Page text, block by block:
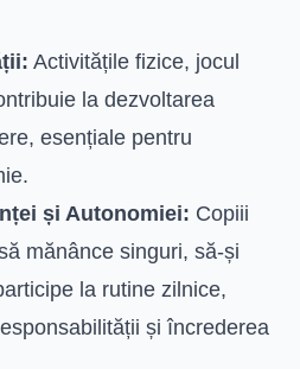
Activitățile fizice, jocul
la dezvoltarea
esențiale pentru
și Autonomiei: Copiii
mănânce singuri, să-și
la rutine zilnice,
și încrederea